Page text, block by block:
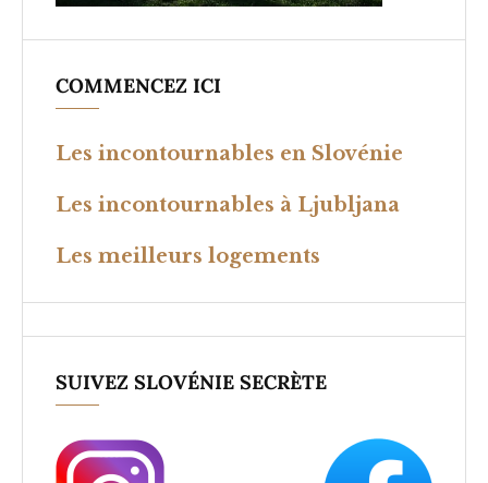
COMMENCEZ ICI
Les incontournables en Slovénie
Les incontournables à Ljubljana
Les meilleurs logements
SUIVEZ SLOVÉNIE SECRÈTE